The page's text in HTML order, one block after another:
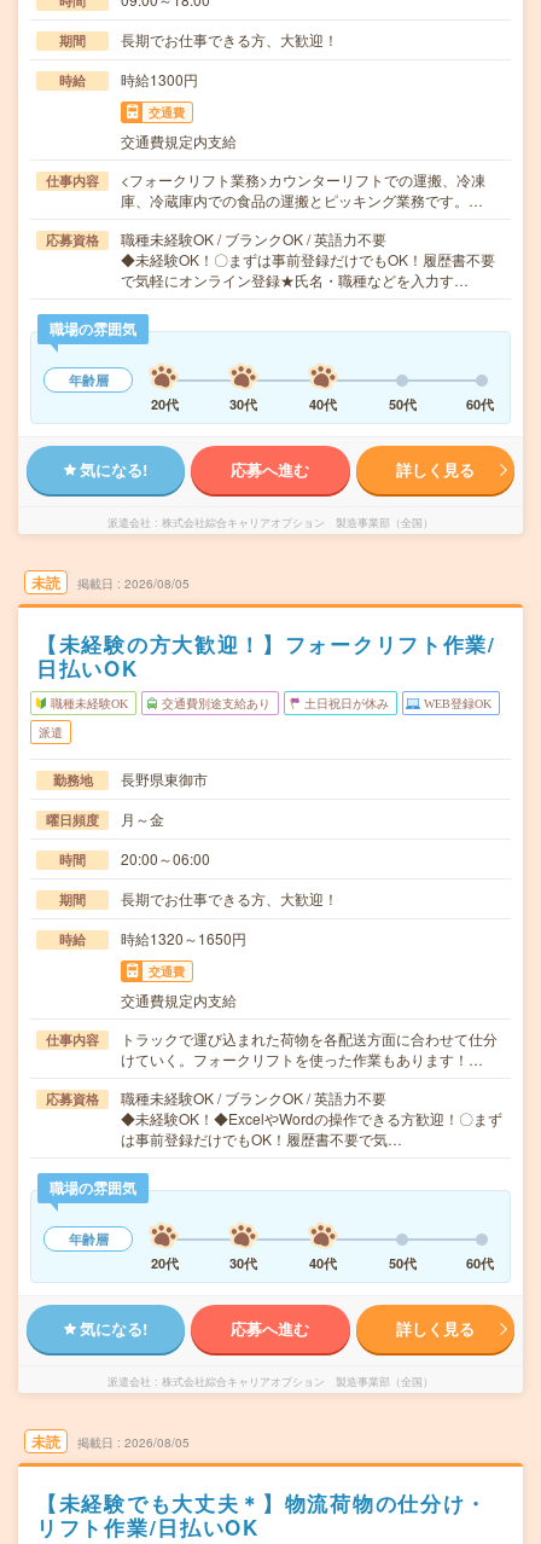
期間 長期でお仕事できる方、大歓迎！
時給 時給1300円
交通費
交通費規定内支給
仕事内容
<フォークリフト業務>カウンターリフトでの運搬、冷凍
庫、冷蔵庫内での食品の運搬とピッキング業務です。…
応募資格
職種未経験OK / ブランクOK / 英語力不要
◆未経験OK！〇まずは事前登録だけでもOK！履歴書不要
で気軽にオンライン登録★氏名・職種などを入力す…
職場の雰囲気
年齢層
20代
30代 40代 50代 60代
気になる! 応募へ進む 詳しく見る
派遣会社 株式会社綜合キャリアオプション 製造事業部（全国）
未読 掲載日 2026/08/05
【未経験の方大歓迎！】フォークリフト作業/
日払いOK
職種未経験OK 交通費別途支給あり 土日祝日が休み WEB登録OK
派遣
勤務地 長野県東御市
曜日頻度 月～金
時間 20:00～06:00
期間 長期でお仕事できる方、大歓迎！
時給 時給1320～1650円
交通費
交通費規定内支給
仕事内容
トラックで運び込まれた荷物を各配送方面に合わせて仕分
けていく。フォークリフトを使った作業もあります！…
応募資格
職種未経験OK / ブランクOK / 英語力不要
◆未経験OK！◆ExcelやWordの操作できる方歓迎！〇まず
は事前登録だけでもOK！履歴書不要で気…
職場の雰囲気
年齢層
20代
30代 40代 50代 60代
気になる! 応募へ進む 詳しく見る
派遣会社 株式会社綜合キャリアオプション 製造事業部（全国）
未読 掲載日 2026/08/05
【未経験でも大丈夫＊】物流荷物の仕分け・
リフト作業/日払いOK